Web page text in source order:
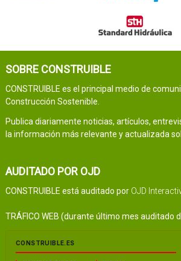
SOBRE CONSTRUIBLE
CONSTRUIBLE es el principal medio de
Construcción Sostenible.
Publica diariamente noticias, artículos,
la información más relevante y actualizada
AUDITADO POR OJD
CONSTRUIBLE está auditado por OJD
TRÁFICO WEB (durante último mes auditado